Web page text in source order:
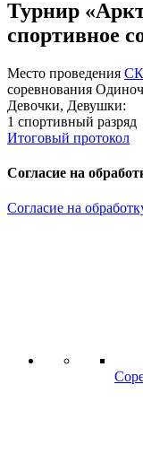
Турнир
спортивное
Место проведения СК
соревнования
Девочки, Девушки:
1 спортивный разряд
Итоговый протокол
Согласие на
Согласие на